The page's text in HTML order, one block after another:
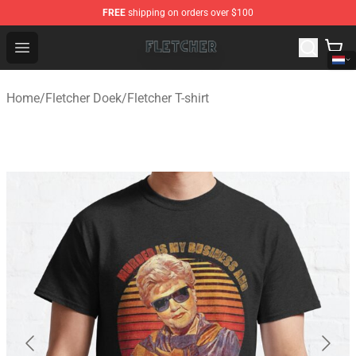
FREE shipping on orders over $100
Open menu
Fletcher Store - Official Fletcher Merchandise Shop
Home/Fletcher Doek/Fletcher T-shirt